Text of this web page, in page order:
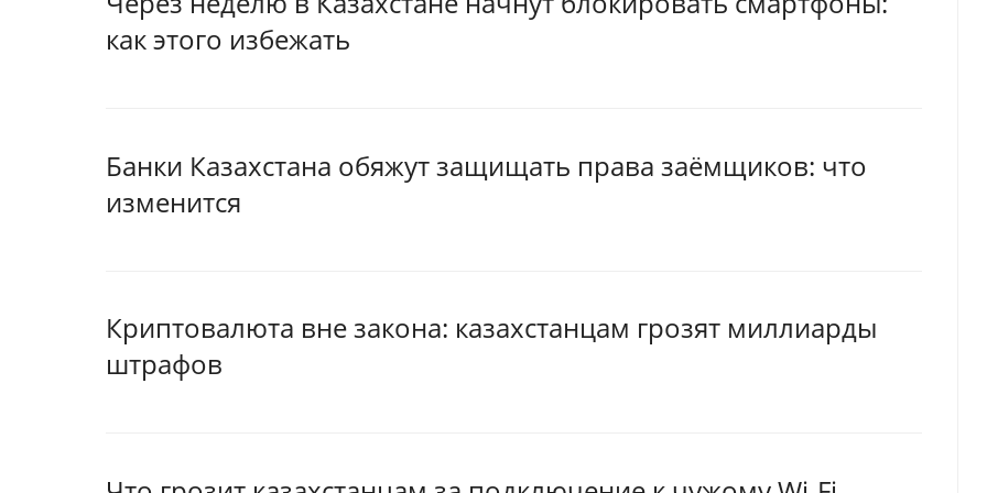
как этого избежать
Банки Казахстана обяжут защищать права заёмщиков: что
изменится
Криптовалюта вне закона: казахстанцам грозят миллиарды
штрафов